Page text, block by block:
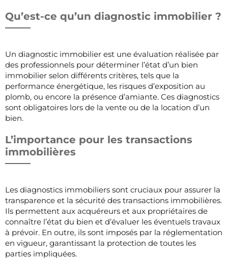
Qu’est-ce qu’un diagnostic immobilier ?
Un diagnostic immobilier est une évaluation réalisée par
des professionnels pour déterminer l’état d’un bien
immobilier selon différents critères, tels que la
performance énergétique, les risques d’exposition au
plomb, ou encore la présence d’amiante. Ces diagnostics
sont obligatoires lors de la vente ou de la location d’un
bien.
L’importance pour les transactions
immobilières
Les diagnostics immobiliers sont cruciaux pour assurer la
transparence et la sécurité des transactions immobilières.
Ils permettent aux acquéreurs et aux propriétaires de
connaître l’état du bien et d’évaluer les éventuels travaux
à prévoir. En outre, ils sont imposés par la réglementation
en vigueur, garantissant la protection de toutes les
parties impliquées.